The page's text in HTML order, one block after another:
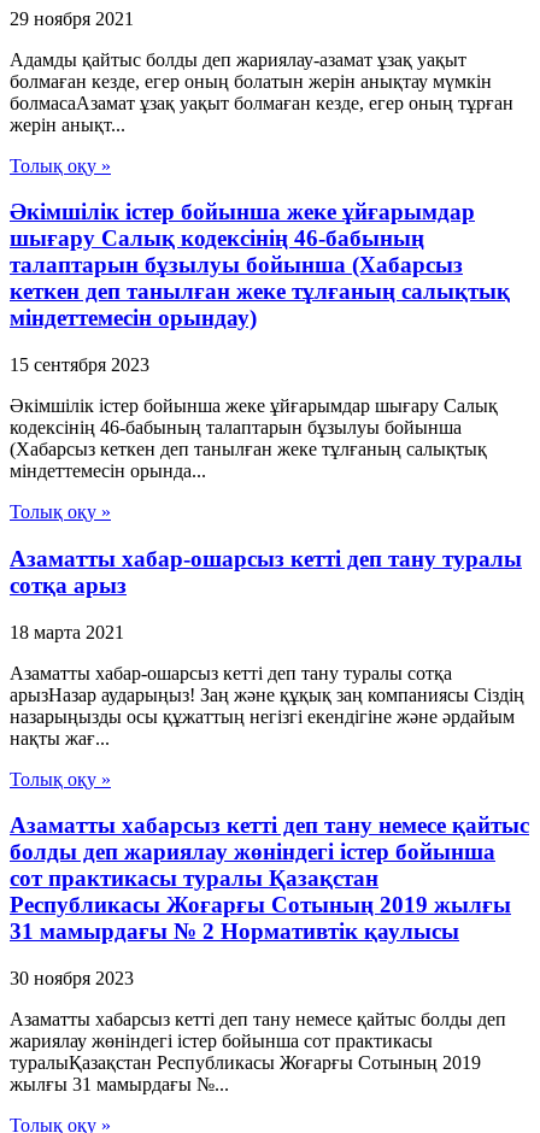
29 ноября 2021
Адамды қайтыс болды деп жариялау-азамат ұзақ уақыт
болмаған кезде, егер оның болатын жерін анықтау мүмкін
болмасаАзамат ұзақ уақыт болмаған кезде, егер оның тұрған
жерін анықт...
Толық оқу »
Әкімшілік істер бойынша жеке ұйғарымдар
шығару Салық кодексінің 46-бабының
талаптарын бұзылуы бойынша (Хабарсыз
кеткен деп танылған жеке тұлғаның салықтық
міндеттемесін орындау)
15 сентября 2023
Әкімшілік істер бойынша жеке ұйғарымдар шығару Салық
кодексінің 46-бабының талаптарын бұзылуы бойынша
(Хабарсыз кеткен деп танылған жеке тұлғаның салықтық
міндеттемесін орында...
Толық оқу »
Азаматты хабар-ошарсыз кетті деп тану туралы
сотқа арыз
18 марта 2021
Азаматты хабар-ошарсыз кетті деп тану туралы сотқа
арызНазар аударыңыз! Заң және құқық заң компаниясы Сіздің
назарыңызды осы құжаттың негізгі екендігіне және әрдайым
нақты жағ...
Толық оқу »
Азаматты хабарсыз кетті деп тану немесе қайтыс
болды деп жариялау жөніндегі істер бойынша
сот практикасы туралы Қазақстан
Республикасы Жоғарғы Сотының 2019 жылғы
31 мамырдағы № 2 Нормативтік қаулысы
30 ноября 2023
Азаматты хабарсыз кетті деп тану немесе қайтыс болды деп
жариялау жөніндегі істер бойынша сот практикасы
туралыҚазақстан Республикасы Жоғарғы Сотының 2019
жылғы 31 мамырдағы №...
Толық оқу »